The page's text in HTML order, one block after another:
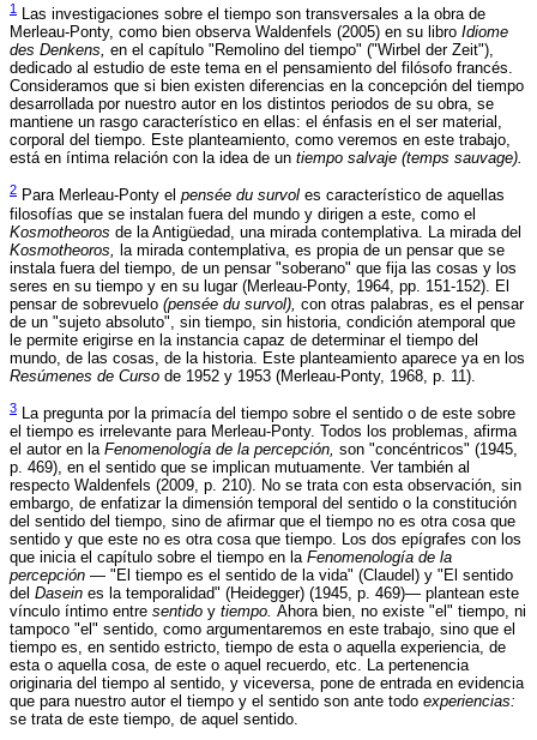
1
Las investigaciones sobre el tiempo son transversales a la obra de
Merleau-Ponty, como bien observa Waldenfels (2005) en su libro Idiome
des Denkens, en el capítulo "Remolino del tiempo" ("Wirbel der Zeit"),
dedicado al estudio de este tema en el pensamiento del filósofo francés.
Consideramos que si bien existen diferencias en la concepción del tiempo
desarrollada por nuestro autor en los distintos periodos de su obra, se
mantiene un rasgo característico en ellas: el énfasis en el ser material,
corporal del tiempo. Este planteamiento, como veremos en este trabajo,
está en íntima relación con la idea de un tiempo salvaje (temps sauvage).
2 Para Merleau-Ponty el pensée du survol es característico de aquellas
filosofías que se instalan fuera del mundo y dirigen a este, como el
Kosmotheoros de la Antigüedad, una mirada contemplativa. La mirada del
Kosmotheoros,
la mirada contemplativa, es propia de un pensar que se
instala fuera del tiempo, de un pensar "soberano" que fija las cosas y los
seres en su tiempo y en su lugar (Merleau-Ponty, 1964, pp. 151-152). El
pensar de sobrevuelo (pensée du survol), con otras palabras, es el pensar
de un "sujeto absoluto", sin tiempo, sin historia, condición atemporal que
le permite erigirse en la instancia capaz de determinar el tiempo del
mundo, de las cosas, de la historia. Este planteamiento aparece ya en los
Resúmenes de Curso de 1952 y 1953 (Merleau-Ponty, 1968, p. 11).
3 La pregunta por la primacía del tiempo sobre el sentido o de este sobre
el tiempo es irrelevante para Merleau-Ponty. Todos los problemas, afirma
el autor en la Fenomenología de la percepción, son "concéntricos" (1945,
p. 469), en el sentido que se implican mutuamente. Ver también al
respecto Waldenfels (2009, p. 210). No se trata con esta observación, sin
embargo, de enfatizar la dimensión temporal del sentido o la constitución
del sentido del tiempo, sino de afirmar que el tiempo no es otra cosa que
sentido y que este no es otra cosa que tiempo. Los dos epígrafes con los
que inicia el capítulo sobre el tiempo en la Fenomenología de la
percepción — "El tiempo es el sentido de la vida" (Claudel) y "El sentido
del Dasein es la temporalidad" (Heidegger) (1945, p. 469)— plantean este
vínculo íntimo entre sentido y tiempo. Ahora bien, no existe "el" tiempo, ni
tampoco "el" sentido, como argumentaremos en este trabajo, sino que el
tiempo es, en sentido estricto, tiempo de esta o aquella experiencia, de
esta o aquella cosa, de este o aquel recuerdo, etc. La pertenencia
originaria del tiempo al sentido, y viceversa, pone de entrada en evidencia
que para nuestro autor el tiempo y el sentido son ante todo experiencias:
se trata de este tiempo, de aquel sentido.